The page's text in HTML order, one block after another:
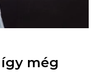
így még